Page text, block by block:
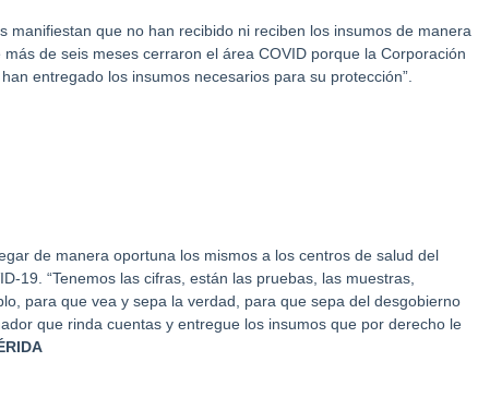
manifiestan que no han recibido ni reciben los insumos de manera
de seis meses cerraron el área COVID porque la Corporación
entregado los insumos necesarios para su protección”.
de manera oportuna los mismos a los centros de salud del
19. “Tenemos las cifras, están las pruebas, las muestras,
para que vea y sepa la verdad, para que sepa del desgobierno
que rinda cuentas y entregue los insumos que por derecho le